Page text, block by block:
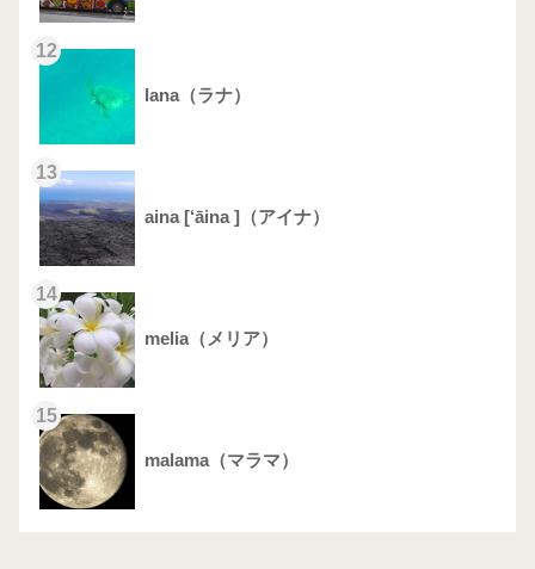
12
lana（ラナ）
13
aina [‘āina ]（アイナ）
14
melia（メリア）
15
malama（マラマ）